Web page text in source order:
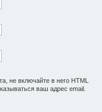
не включайте в него HTML
ваш адрес email.